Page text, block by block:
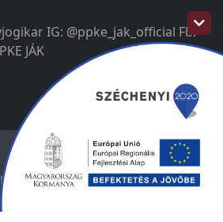
IG: @ppke_jak_official Fb:
JÁK